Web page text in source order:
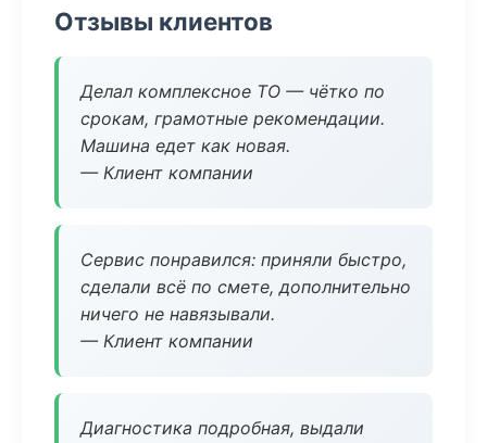
Отзывы клиентов
Делал комплексное ТО — чётко по
срокам, грамотные рекомендации.
Машина едет как новая.
— Клиент компании
Сервис понравился: приняли быстро,
сделали всё по смете, дополнительно
ничего не навязывали.
— Клиент компании
Диагностика подробная, выдали